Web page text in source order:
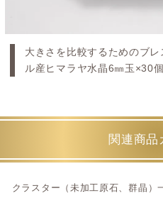
大きさを比較するためのブ
ル産ヒマラヤ水晶6㎜玉×30個
関連商品
クラスター（未加工原石、群晶）